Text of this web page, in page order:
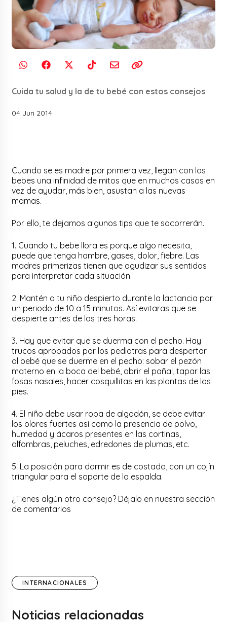
Cuida tu salud y la de tu bebé con estos consejos
04 Jun 2014
Cuando se es madre por primera vez, llegan con los
bebes una infinidad de mitos que en muchos casos en
vez de ayudar, más bien, asustan a las nuevas
mamas.
Por ello, te dejamos algunos tips que te socorrerán.
1. Cuando tu bebe llora es porque algo necesita,
puede que tenga hambre, gases, dolor, fiebre. Las
madres primerizas tienen que agudizar sus sentidos
para interpretar cada situación.
2. Mantén a tu niño despierto durante la lactancia por
un periodo de 10 a 15 minutos. Así evitaras que se
despierte antes de las tres horas.
3. Hay que evitar que se duerma con el pecho. Hay
trucos aprobados por los pediatras para despertar
al bebé que se duerme en el pecho: sobar el pezón
materno en la boca del bebé, abrir el pañal, tapar las
fosas nasales, hacer cosquillitas en las plantas de los
pies.
4. El niño debe usar ropa de algodón, se debe evitar
los olores fuertes así como la presencia de polvo,
humedad y ácaros presentes en las cortinas,
alfombras, peluches, edredones de plumas, etc.
5. La posición para dormir es de costado, con un cojín
triangular para el soporte de la espalda.
¿Tienes algún otro consejo? Déjalo en nuestra sección
de comentarios
INTERNACIONALES
Noticias relacionadas